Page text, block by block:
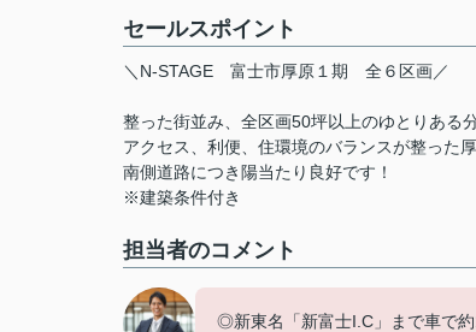
セールスポイント
＼N-STAGE 富士市厚原１期 全６区画／
整った街並み、全区画50坪以上のゆとりある分
アクセス、利便、住環境のバランスが整った厚
南側道路につき陽当たり良好です！
※建築条件付き
担当者のコメント
◎新東名「新富士I.C」まで車で